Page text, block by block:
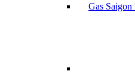
Gas Saigon